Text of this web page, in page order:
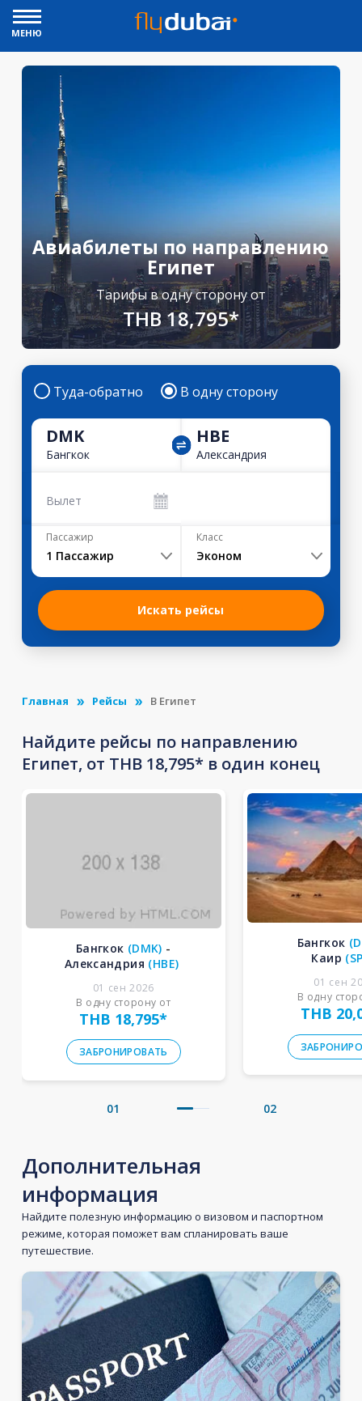
МЕНЮ
Авиабилеты по направлению
Египет
Тарифы в одну сторону от
THB 18,795*
Туда-обратно В одну сторону
DMK
Бангкок
HBE
Александрия
Вылет
Пассажир
1 Пассажир
Класс
Эконом
Искать рейсы
Главная Рейсы В Египет
Найдите рейсы по направлению
Египет, от THB 18,795* в один конец
Бангкок (DMK) -
Александрия (HBE)
01 сен 2026
В одну сторону от
THB 18,795*
ЗАБРОНИРОВАТЬ
Бангкок (
Каир (
01 сен
В одну
THB
01 02
Дополнительная
информация
Найдите полезную информацию о визовом и паспортном
режиме, которая поможет вам спланировать ваше
путешествие.